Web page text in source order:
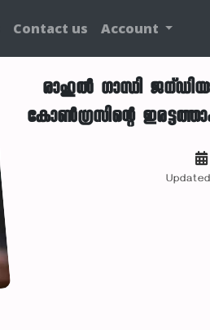
Contact us Account
രാഹുൽ ഗാന്ധി
കോൺഗ്രസിന്റെ